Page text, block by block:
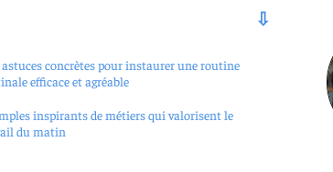
astuces concrètes pour instaurer une routine
efficace et agréable
inspirants de métiers qui valorisent le
du matin